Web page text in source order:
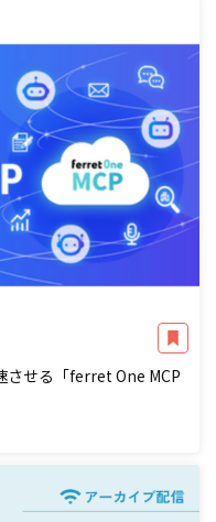
せる「ferret One MCP